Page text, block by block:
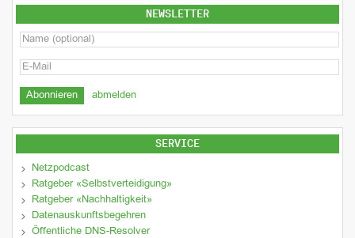
NEWSLETTER
abmelden
SERVICE
Netzpodcast
Ratgeber «Selbstverteidigung»
Ratgeber «Nachhaltigkeit»
Datenauskunftsbegehren
Öffentliche DNS-Resolver